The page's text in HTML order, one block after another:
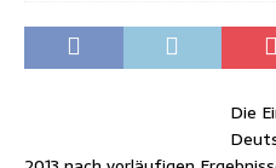
Die